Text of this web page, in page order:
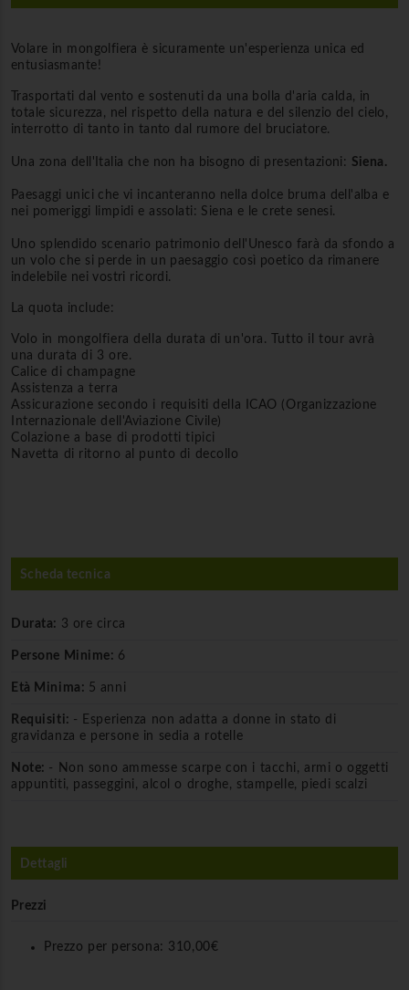
Volare in mongolfiera è sicuramente un'esperienza unica ed
entusiasmante!
Trasportati dal vento e sostenuti da una bolla d'aria calda, in
totale sicurezza, nel rispetto della natura e del silenzio del cielo,
interrotto di tanto in tanto dal rumore del bruciatore.
Una zona dell'Italia che non ha bisogno di presentazioni: Siena.
Paesaggi unici che vi incanteranno nella dolce bruma dell'alba e
nei pomeriggi limpidi e assolati: Siena e le crete senesi.
Uno splendido scenario patrimonio dell'Unesco farà da sfondo a
un volo che si perde in un paesaggio così poetico da rimanere
indelebile nei vostri ricordi.
La quota include:
Volo in mongolfiera della durata di un'ora. Tutto il tour avrà
una durata di 3 ore.
Calice di champagne
Assistenza a terra
Assicurazione secondo i requisiti della ICAO (Organizzazione
Internazionale dell'Aviazione Civile)
Colazione a base di prodotti tipici
Navetta di ritorno al punto di decollo
Scheda tecnica
Durata: 3 ore circa
Persone Minime: 6
Età Minima: 5 anni
Requisiti: - Esperienza non adatta a donne in stato di
gravidanza e persone in sedia a rotelle
Note: - Non sono ammesse scarpe con i tacchi, armi o oggetti
appuntiti, passeggini, alcol o droghe, stampelle, piedi scalzi
Dettagli
Prezzi
Prezzo per persona: 310,00€